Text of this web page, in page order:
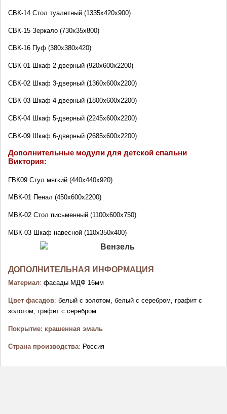
СВК-14 Стол туалетный (1335х420х900)
СВК-15 Зеркало (730х35х800)
СВК-16 Пуф (380х380х420)
СВК-01 Шкаф 2-дверный (920х600х2200)
СВК-02 Шкаф 3-дверный (1360х600х2200)
СВК-03 Шкаф 4-дверный (1800х600х2200)
СВК-04 Шкаф 5-дверный (2245х600х2200)
СВК-09 Шкаф 6-дверный (2685х600х2200)
Дополнительные модули для детской спальни
Виктория:
ГВК09 Стул мягкий (440х440х920)
МВК-01 Пенал (450х600х2200)
МВК-02 Стол письменный (1100х600х750)
МВК-03 Шкаф навесной (110х350х400)
ДОПОЛНИТЕЛЬНАЯ ИНФОРМАЦИЯ
Материал: фасады МДФ 16мм
Цвет фасадов: белый с золотом, белый с серебром, графит с
золотом, графит с серебром
Покрытие: крашенная эмаль
Страна производства: Россия